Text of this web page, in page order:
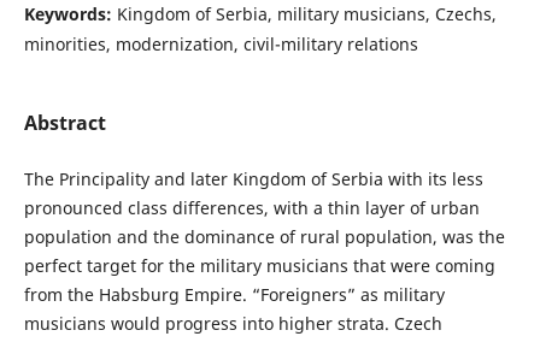
Keywords: Kingdom of Serbia, military musicians, Czechs,
minorities, modernization, civil-military relations
Abstract
The Principality and later Kingdom of Serbia with its less
pronounced class differences, with a thin layer of urban
population and the dominance of rural population, was the
perfect target for the military musicians that were coming
from the Habsburg Empire. “Foreigners” as military
musicians would progress into higher strata. Czech